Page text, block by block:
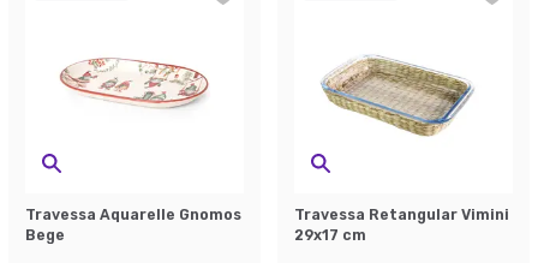
Travessa Aquarelle Gnomos
Bege
Travessa Retangular Vimini
29x17 cm